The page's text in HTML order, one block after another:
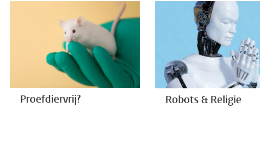
Proefdiervrij? Robots & Religie